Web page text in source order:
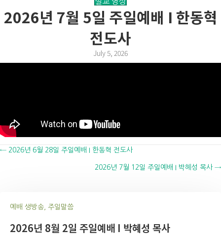
2026년 7월 5일 주일예배 I 한동혁
전도사
July 5, 2026
Posts
← 2026년 6월 28일 주일예배 I 한동혁 전도사
2026년 7월 12일 주일예배 I 박혜성 목사 →
예배 생방송, 주일말씀
2026년 8월 2일 주일예배 I 박혜성 목사